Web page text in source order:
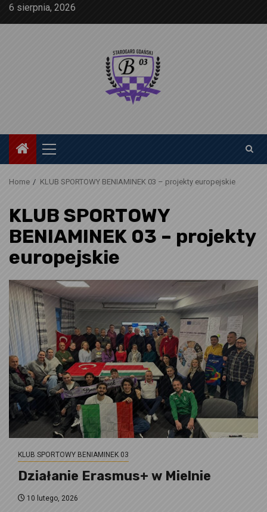
Skip6 sierpnia, 2026
Primary
Menu
Home KLUB SPORTOWY BENIAMINEK 03 – projekty europejskie
KLUB SPORTOWY
BENIAMINEK 03 – projekty
europejskie
KLUB SPORTOWY BENIAMINEK 03
Działanie Erasmus+ w Mielnie
10 lutego, 2026